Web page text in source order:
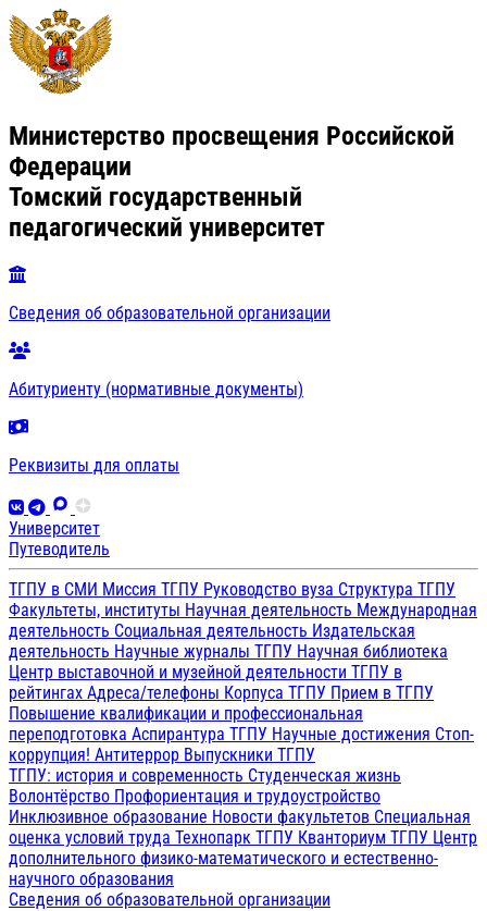
Министерство просвещения Российской
Федерации
Томский государственный
педагогический университет
Сведения об образовательной организации
Абитуриенту (нормативные документы)
Реквизиты для оплаты
Университет
Путеводитель
ТГПУ в СМИ Миссия ТГПУ Руководство вуза Структура ТГПУ
Факультеты, институты Научная деятельность Международная
деятельность Социальная деятельность Издательская
деятельность Научные журналы ТГПУ Научная библиотека
Центр выставочной и музейной деятельности ТГПУ в
рейтингах Адреса/телефоны Корпуса ТГПУ Прием в ТГПУ
Повышение квалификации и профессиональная
переподготовка Аспирантура ТГПУ Научные достижения Стоп-
коррупция! Антитеррор Выпускники ТГПУ
ТГПУ: история и современность Студенческая жизнь
Волонтёрство Профориентация и трудоустройство
Инклюзивное образование Новости факультетов Специальная
оценка условий труда Технопарк ТГПУ Кванториум ТГПУ Центр
дополнительного физико-математического и естественно-
научного образования
Сведения об образовательной организации